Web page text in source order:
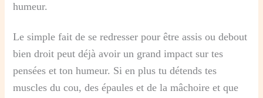
humeur.
Le simple fait de se redresser pour être assis ou debout
bien droit peut déjà avoir un grand impact sur tes
pensées et ton humeur. Si en plus tu détends tes
muscles du cou, des épaules et de la mâchoire et que